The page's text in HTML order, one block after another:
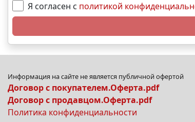
Я согласен с политикой
Информация на сайте не является публичной офертой
Договор с покупателем.Оферта.pdf
Договор с продавцом.Оферта.pdf
Политика конфиденциальности